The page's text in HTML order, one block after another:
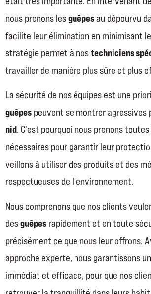
nous prenons lesguêpesau dépourvu
facilite leur élimination en minimisant
stratégie permet à nostechniciens
travailler de manière plus sûre et plus
La sécurité de nos équipes est une
guêpes peuvent se montrer agressives
nid. C'est pourquoi nous prenons
nécessaires pour garantir leur
veillons à utiliser des produits et des
respectueuses de l'environnement.
Nous comprenons que nos clients
desguêpes rapidement et en toute
précisément ce que nous leur offrons.
approche experte, nous garantissons
immédiat et efficace, pour que nos